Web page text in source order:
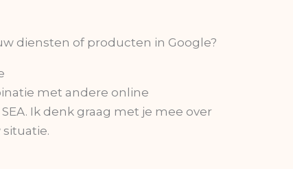
diensten of producten in Google?
met andere online
Ik denk graag met je mee over